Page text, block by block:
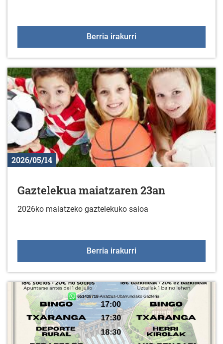
Berria irakurri
2026/05/14
Gaztelekua maiatzaren 23an
2026ko maiatzeko gaztelekuko saioa
Berria irakurri